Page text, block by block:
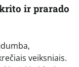
ir prarado
veiksniais.